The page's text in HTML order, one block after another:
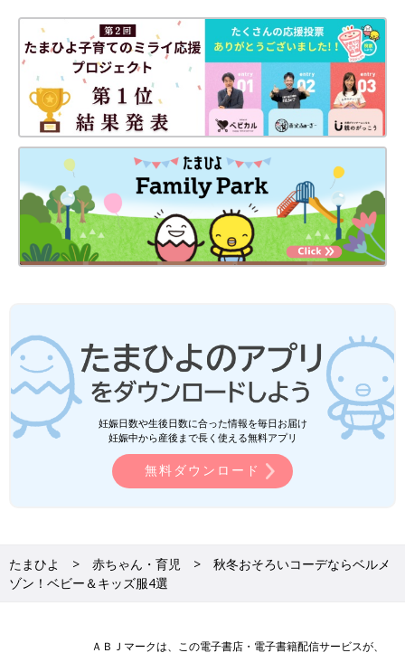
妊娠日数や生後日数に合った情報を毎日お届け
妊娠中から産後まで長く使える無料アプリ
無料ダウンロード
たまひよ 赤ちゃん・育児
秋冬おそろいコーデならベルメ
ゾン！ベビー＆キッズ服4選
ＡＢＪマークは、この電子書店・電子書籍配信サービスが、